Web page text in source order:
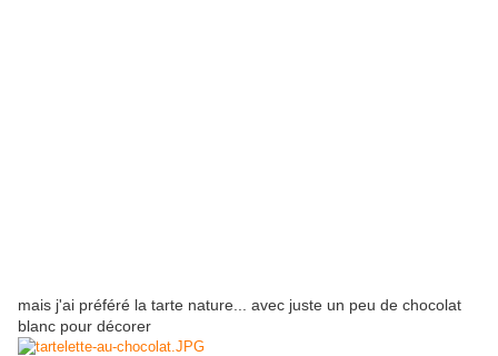
mais j'ai préféré la tarte nature... avec juste un peu de chocolat
blanc pour décorer